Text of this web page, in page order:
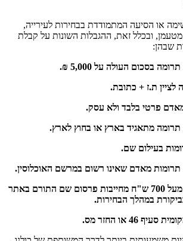
או הסיעה המתמודדת בבחירות לעירייה,
ובכלל זאת, ההגבלות השונות על קבלת
שבהן:
בסכום העולה על 5,000 ₪.
לציין ת.ז + כתובת.
פרטי בלבד ולא עסק.
מתאגיד בארץ או בחוץ לארץ.
בעילום שם.
מאדם שאינו רשום במרשם האוכלוסין.
תרומות שגובהן מעל 700 ש"ח מחייבות פרסום שם התורם באתר
במהלך הבחירות.
46 או החזר מס.